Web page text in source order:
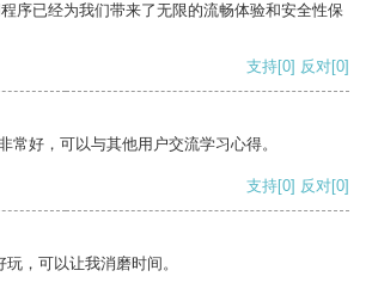
序已经为我们带来了无限的流畅体验和安全性保
支持[0] 反对[0]
常好，可以与其他用户交流学习心得。
支持[0] 反对[0]
，可以让我消磨时间。